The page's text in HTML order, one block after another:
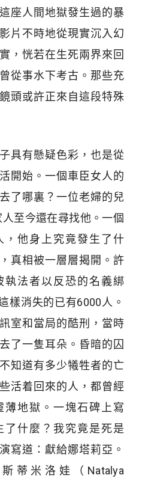
座人間地獄發生過的暴
片不時地從現實沉入幻
，恍若在生死兩界來回
從事水下考古。那些充
頭或許正來自這段特殊
具有懸疑色彩，也是從
開始。一個車臣女人的
了哪裏？一位老婦的兒
至今還在尋找他。一個
，他身上究竟發生了什
真相被一層層揭開。許
執法者以反恐的名義綁
樣消失的已有6000人。
室和當局的酷刑，當時
了一隻耳朵。昏暗的囚
知道有多少犧牲者的亡
活着回來的人，都曾經
地獄。一塊石碑上寫
什麼？我究竟是死是
寫道：獻給娜塔莉亞。
蒂米洛娃（Natalya